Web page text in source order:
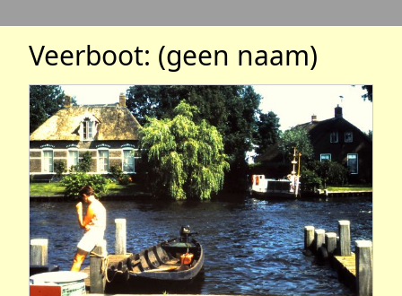
Veerboot: (geen naam)